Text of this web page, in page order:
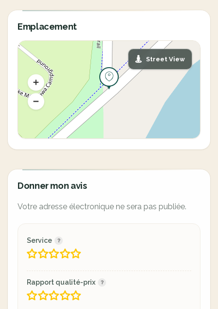
Emplacement
Street View
Donner mon avis
Votre adresse électronique ne sera pas publiée.
Service
Rapport qualité-prix